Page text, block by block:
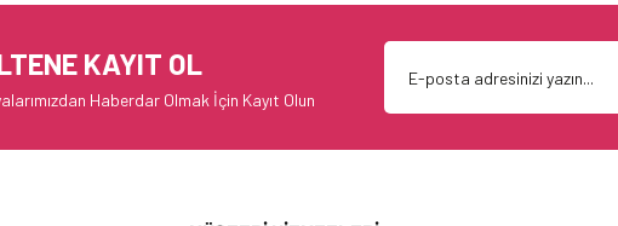
KAYIT OL
Haberdar Olmak İçin Kayıt Olun